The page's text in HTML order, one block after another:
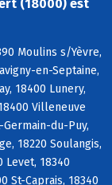
(18000) est
Moulins s/Yèvre,
en-Septaine,
18400 Lunery,
Villeneuve
Germain-du-Puy,
18220 Soulangis,
Levet, 18340
St-Caprais, 18340